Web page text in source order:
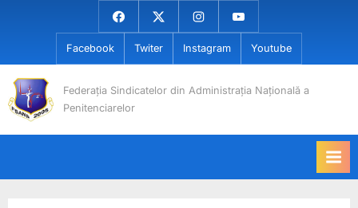
FacebookTwiter InstagramYoutube
Facebook Twiter Instagram Youtube
Federația Sindicatelor din Administrația Națională a
Penitenciarelor